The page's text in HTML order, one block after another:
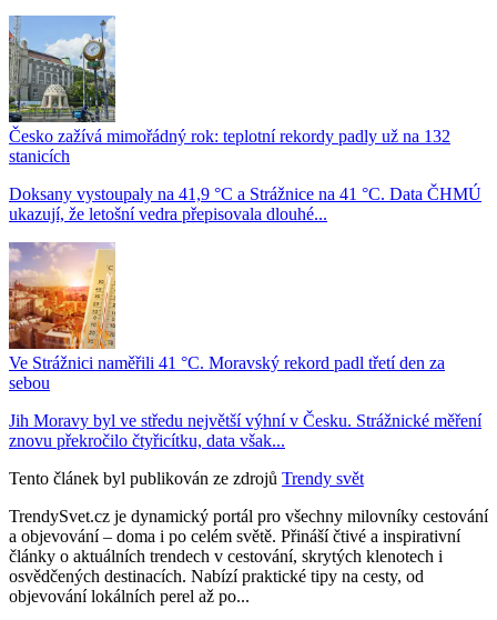
Česko zažívá mimořádný rok: teplotní rekordy padly už na 132
stanicích
Doksany vystoupaly na 41,9 °C a Strážnice na 41 °C. Data ČHMÚ
ukazují, že letošní vedra přepisovala dlouhé...
Ve Strážnici naměřili 41 °C. Moravský rekord padl třetí den za
sebou
Jih Moravy byl ve středu největší výhní v Česku. Strážnické měření
znovu překročilo čtyřicítku, data však...
Tento článek byl publikován ze zdrojů Trendy svět
TrendySvet.cz je dynamický portál pro všechny milovníky cestování
a objevování – doma i po celém světě. Přináší čtivé a inspirativní
články o aktuálních trendech v cestování, skrytých klenotech i
osvědčených destinacích. Nabízí praktické tipy na cesty, od
objevování lokálních perel až po...